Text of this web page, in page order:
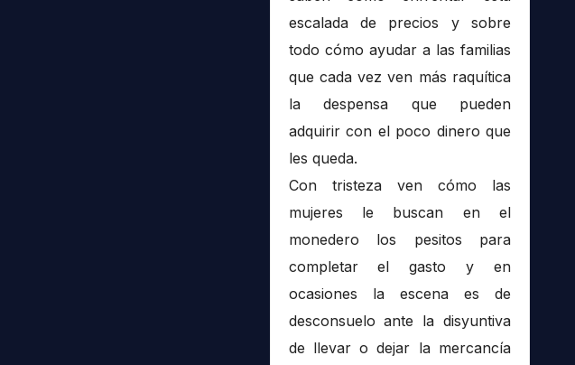
escalada de precios y sobre
todo cómo ayudar a las familias
que cada vez ven más raquítica
la despensa que pueden
adquirir con el poco dinero que
les queda.
Con tristeza ven cómo las
mujeres le buscan en el
monedero los pesitos para
completar el gasto y en
ocasiones la escena es de
desconsuelo ante la disyuntiva
de llevar o dejar la mercancía